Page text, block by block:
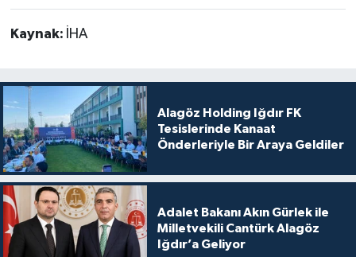
Kaynak: İHA
Alagöz Holding Iğdır FK
Tesislerinde Kanaat
Önderleriyle Bir Araya Geldiler
Adalet Bakanı Akın Gürlek ile
Milletvekili Cantürk Alagöz
Iğdır’a Geliyor